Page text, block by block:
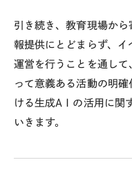
引き続き、教育現場か
報提供にとどまらず、イ
運営を行うことを通して
って意義ある活動の明
ける生成AＩの活用に関
いきます。